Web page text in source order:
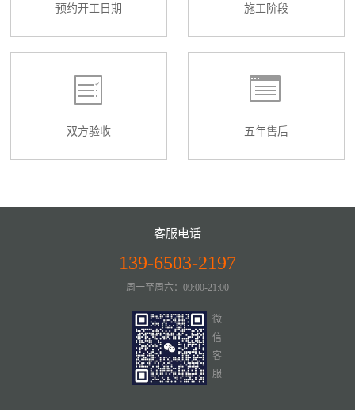
预约开工日期 施工阶段
双方验收 五年售后
客服电话
139-6503-2197
周一至周六：09:00-21:00
微
信
客
服